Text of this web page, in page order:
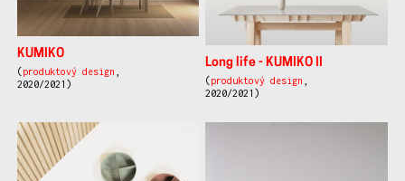
KUMIKO
( produktový design
2020/2021)
Long life - KUMIKO II
(produktový design
2020/2021)